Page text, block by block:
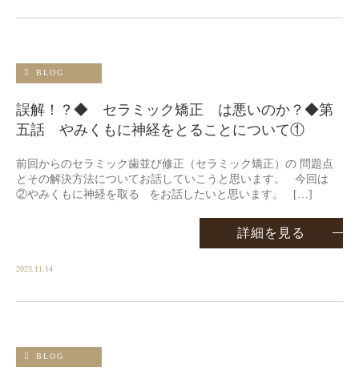
BLOG
誤解！？◆ セラミック矯正 は悪いのか？◆第
五話 やみくもに神経をとることについて①
前回からのセラミック歯並び修正（セラミック矯正）の 問題点
とその解決方法についてお話していこうと思います。 今回は
②やみくもに神経を取る をお話したいと思います。 […]
詳細を見る
2023.11.14
BLOG